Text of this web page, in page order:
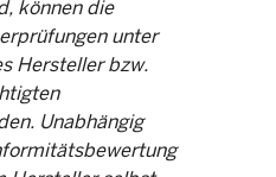
können die
unter
Hersteller bzw.
Unabhängig